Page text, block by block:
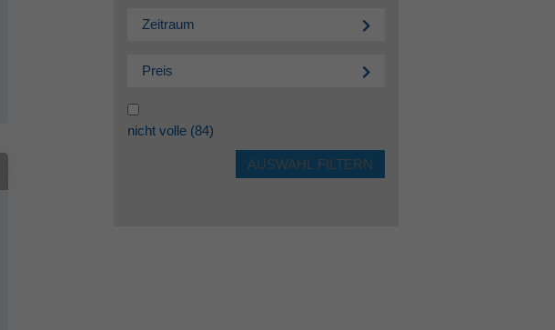
Zeitraum
Preis
nicht volle(84)